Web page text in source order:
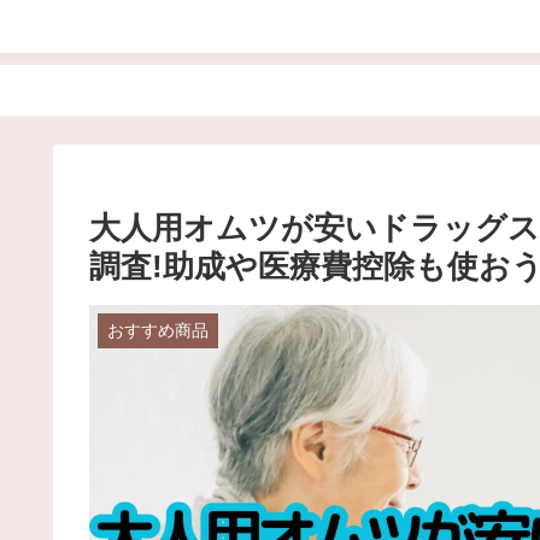
大人用オムツが安いドラッグ
調査!助成や医療費控除も使お
おすすめ商品